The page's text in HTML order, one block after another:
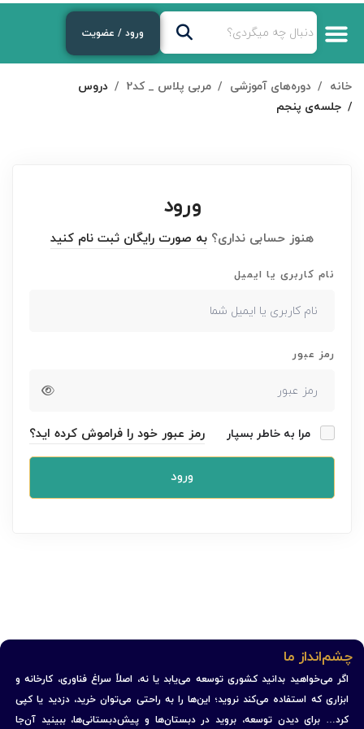
ورود / عضویت
خانه دوره‌های آموزشی مربی پلاس _ کد2
دروس
جلسه‌ی پنجم
ورود
هنوز حسابی نداری؟ به صورت رایگان ثبت نام کنید
نام کاربری یا ایمیل
رمز عبور
مرا به خاطر بسپار رمز عبور خود را فراموش کرده اید؟
ورود
چشم‌انداز ما
اگر می‌خواهید بدانید کشوری توسعه می‌یابد یا نه، اصلاً سراغ فناوری، کارخانه و
ابزاری که استفاده می‌کند نروید؛ این‌ها را به راحتی می‌توان خرید، دزدید یا کپی
کرد… برای دیدن توسعه، بروید در دبستان‌ها و پیش‌دبستانی‌ها، ببینید آن‌جا